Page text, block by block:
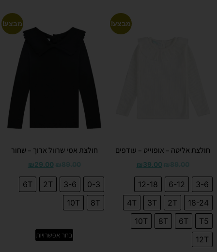
מבצע!
חולצת אליטה – אופוייט – עודפים
₪39.00
3-6
6-12
12-18
18-24
2T
3T
4T
T5
6T
8T
10T
12T
מבצע!
חולצת אמי שרוול ארוך – שחור
₪29.00
0-3
3-6
2T
6T
8T
10T
בחר אפשרויות